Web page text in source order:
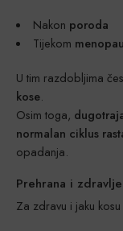
Nakon poroda
Tijekom
U tim razdobljima
kose.
Osim toga,
normalan ciklus
opadanja.
Prehrana i
Za zdravu i jaku